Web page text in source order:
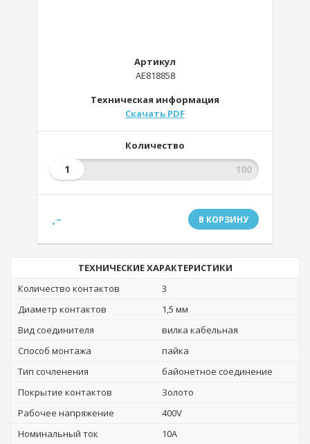
Артикул
AE818858
Техническая информация
Скачать PDF
Количество
1
.- В КОРЗИНУ
ТЕХНИЧЕСКИЕ ХАРАКТЕРИСТИКИ
Количество контактов
3
Диаметр контактов
1,5 мм
Вид соединителя
вилка кабельная
Способ монтажа
пайка
Тип сочленения
байонетное соединение
Покрытие контактов
Золото
Рабочее напряжение
400V
Номинальный ток
10A